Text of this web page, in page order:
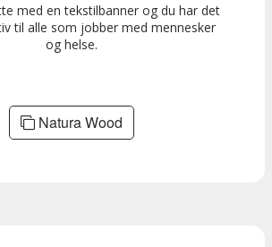
med en tekstilbanner og du har det
til alle som jobber med mennesker
og helse.
Natura Wood